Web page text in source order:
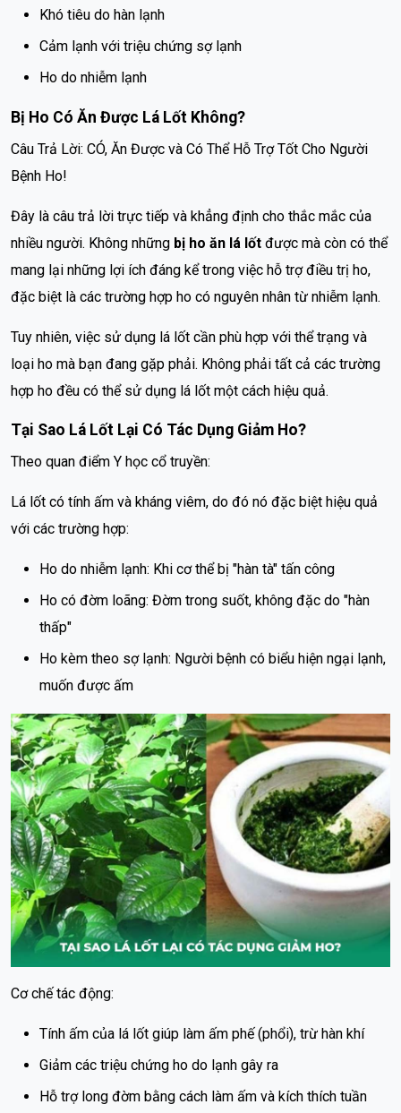
Khó tiêu do hàn lạnh
Cảm lạnh với triệu chứng sợ lạnh
Ho do nhiễm lạnh
Bị Ho Có Ăn Được Lá Lốt Không?
Câu Trả Lời: CÓ, Ăn Được và Có Thể Hỗ Trợ Tốt Cho Người
Bệnh Ho!
Đây là câu trả lời trực tiếp và khẳng định cho thắc mắc của
nhiều người. Không những bị ho ăn lá lốt được mà còn có thể
mang lại những lợi ích đáng kể trong việc hỗ trợ điều trị ho,
đặc biệt là các trường hợp ho có nguyên nhân từ nhiễm lạnh.
Tuy nhiên, việc sử dụng lá lốt cần phù hợp với thể trạng và
loại ho mà bạn đang gặp phải. Không phải tất cả các trường
hợp ho đều có thể sử dụng lá lốt một cách hiệu quả.
Tại Sao Lá Lốt Lại Có Tác Dụng Giảm Ho?
Theo quan điểm Y học cổ truyền:
Lá lốt có tính ấm và kháng viêm, do đó nó đặc biệt hiệu quả
với các trường hợp:
Ho do nhiễm lạnh: Khi cơ thể bị "hàn tà" tấn công
Ho có đờm loãng: Đờm trong suốt, không đặc do "hàn
thấp"
Ho kèm theo sợ lạnh: Người bệnh có biểu hiện ngại lạnh,
muốn được ấm
Cơ chế tác động:
Tính ấm của lá lốt giúp làm ấm phế (phổi), trừ hàn khí
Giảm các triệu chứng ho do lạnh gây ra
Hỗ trợ long đờm bằng cách làm ấm và kích thích tuần